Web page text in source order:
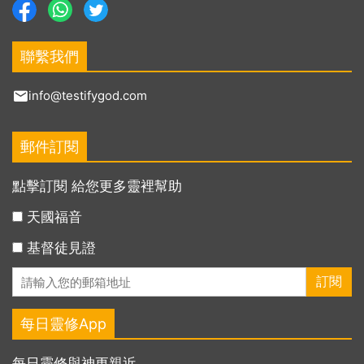
聯繫我們
info@testifygod.com
郵件訂閱
點擊訂閱 給您更多靈裡幫助
天國福音
基督徒見證
每日靈修App